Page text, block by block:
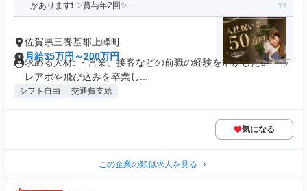
があります❗ ✨賞与年2回✨...
佐賀県三養基郡上峰町
月給35万円～200万円
求める人材: ・営業、接客などの前職の経験を活かしたい ・テ
レアポや飛び込みを卒業し...
シフト自由 交通費支給
気になる
この企業の類似求人を見る